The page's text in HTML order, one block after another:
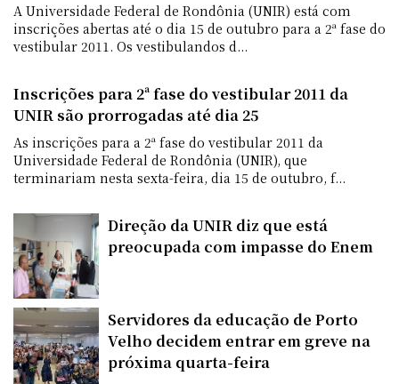
A Universidade Federal de Rondônia (UNIR) está com
inscrições abertas até o dia 15 de outubro para a 2ª fase do
vestibular 2011. Os vestibulandos d...
Inscrições para 2ª fase do vestibular 2011 da
UNIR são prorrogadas até dia 25
As inscrições para a 2ª fase do vestibular 2011 da
Universidade Federal de Rondônia (UNIR), que
terminariam nesta sexta-feira, dia 15 de outubro, f...
Direção da UNIR diz que está
preocupada com impasse do Enem
Servidores da educação de Porto
Velho decidem entrar em greve na
próxima quarta-feira